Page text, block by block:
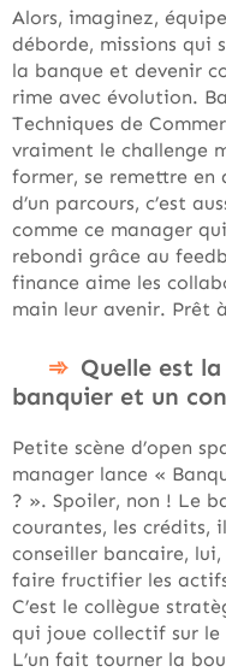
Alors, imaginez,
déborde, missions qui
la banque et devenir
rime avec évolution.
Techniques de
vraiment le challenge
former, se remettre en
d’un parcours, c’est
comme ce manager
rebondi grâce au
finance aime les
main leur avenir. Prêt
Quelle est
banquier et un
Petite scène d’open
manager lance «
? ». Spoiler, non ! Le
courantes, les crédits,
conseiller bancaire,
faire fructifier les
C’est le collègue
qui joue collectif sur
L’un fait tourner la